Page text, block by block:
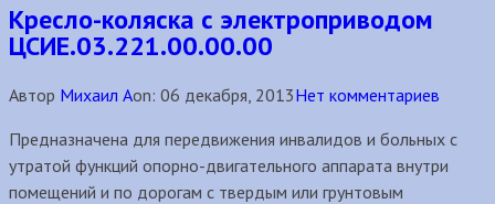
Кресло-коляска с электроприводом
ЦСИЕ.03.221.00.00.00
Автор Михаил Аon: 06 декабря, 2013Нет комментариев
Предназначена для передвижения инвалидов и больных с
утратой функций опорно-двигательного аппарата внутри
помещений и по дорогам с твердым или грунтовым